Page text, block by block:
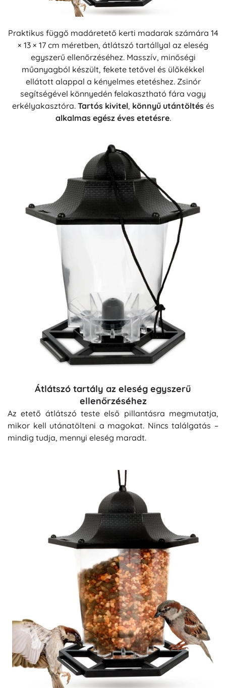
Praktikus függő madáretető kerti madarak számára 14
× 13 × 17 cm méretben, átlátszó tartállyal az eleség
egyszerű ellenőrzéséhez. Masszív, minőségi
műanyagból készült, fekete tetővel és ülőkékkel
ellátott alappal a kényelmes etetéshez. Zsinór
segítségével könnyedén felakasztható fára vagy
erkélyakasztóra. Tartós kivitel, könnyű utántöltésés
alkalmas egész éves etetésre.
Átlátszó tartály az eleség egyszerű
ellenőrzéséhez
Az etető átlátszó teste első pillantásra megmutatja,
mikor kell utánatölteni a magokat. Nincs találgatás –
mindig tudja, mennyi eleség maradt.